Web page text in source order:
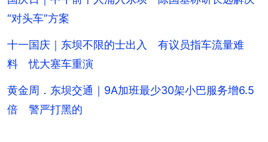
“对头车”方案
十一国庆｜东坝不限的士出入 有议员指车流量难
料 忧大塞车重演
黄金周．东坝交通｜9A加班最少30架小巴服务增6.5
倍 警严打黑的